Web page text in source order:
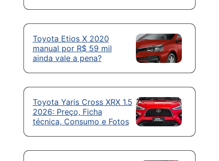
Toyota Etios X 2020
manual por R$ 59 mil
ainda vale a pena?
Toyota Yaris Cross XRX 1.5
2026: Preço, Ficha
técnica, Consumo e Fotos